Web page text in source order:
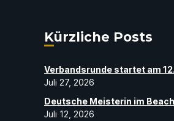
Kürzliche Posts
Verbandsrunde startet am
Juli 27, 2026
Deutsche Meisterin im
Juli 12, 2026